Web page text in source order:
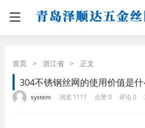
首页 > 浙江省 > 正文
304不锈钢丝网的使用价值是什
system 浏览 1111 点赞 0 评论 0